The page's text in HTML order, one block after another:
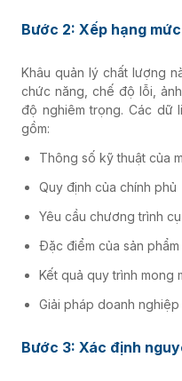
Bước 2: Xếp hạng
Khâu quản lý chất lượng
chức năng, chế độ lỗi,
độ nghiêm trọng. Các dữ
gồm:
Thông số kỹ thuật của
Quy định của chính phủ
Yêu cầu chương trình
Đặc điểm của sản
Kết quả quy trình mong
Giải pháp doanh
Bước 3: Xác định